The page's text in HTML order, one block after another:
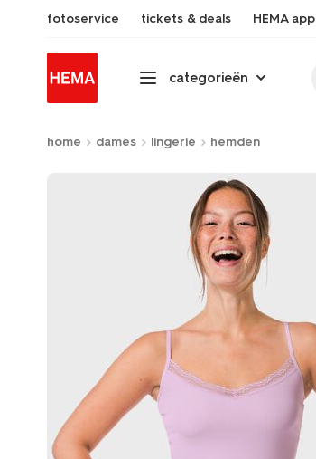
fotoservice tickets & deals HEMA app
categorieën
home dames lingerie hemden